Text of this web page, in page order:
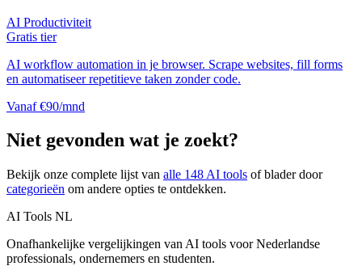
AI Productiviteit
Gratis tier
AI workflow automation in je browser. Scrape websites, fill forms
en automatiseer repetitieve taken zonder code.
Vanaf €90/mnd
Niet gevonden wat je zoekt?
Bekijk onze complete lijst van alle 148 AI tools of blader door
categorieën om andere opties te ontdekken.
AI Tools NL
Onafhankelijke vergelijkingen van AI tools voor Nederlandse
professionals, ondernemers en studenten.